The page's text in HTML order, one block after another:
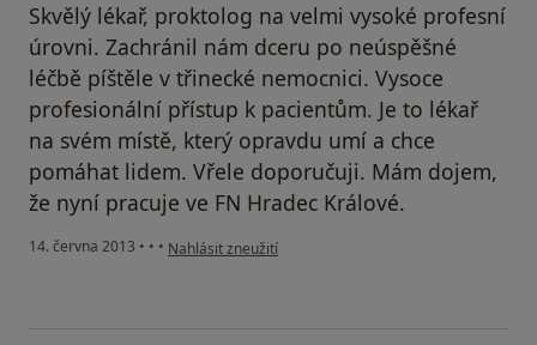
Skvělý lékař, proktolog na velmi vysoké profesní
úrovni. Zachránil nám dceru po neúspěšné
léčbě píštěle v třinecké nemocnici. Vysoce
profesionální přístup k pacientům. Je to lékař
na svém místě, který opravdu umí a chce
pomáhat lidem. Vřele doporučuji. Mám dojem,
že nyní pracuje ve FN Hradec Králové.
14. června 2013 • • • podle názoru uživatele Váš účet byl odstraněn
Nahlásit zneužití